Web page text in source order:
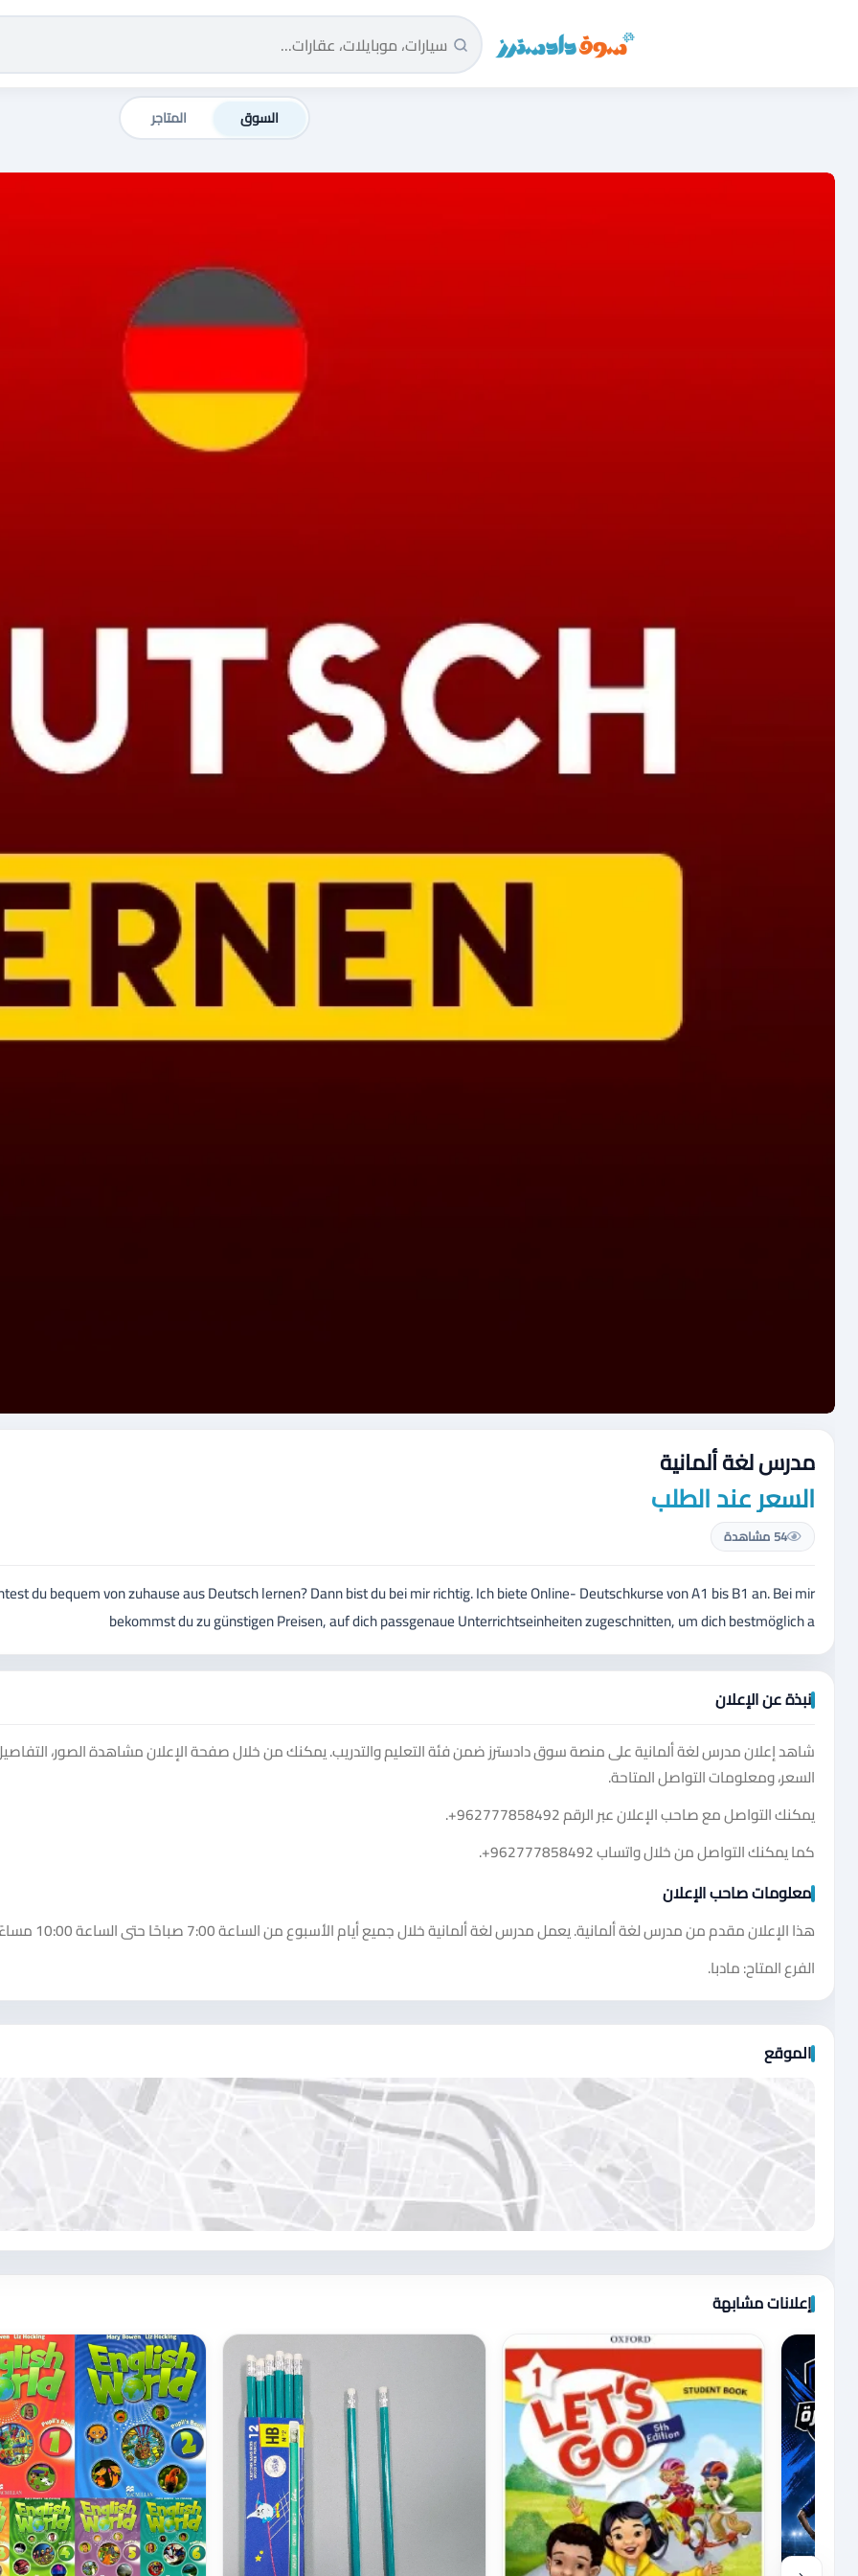
سوق دادسترز الرئيسية
السوق المتاجر
‏مدرس لغة ألمانية
السعر عند الطلب
54 مشاهدة
du bequem von zuhause aus Deutsch lernen? Dann bist du bei mir richtig. Ich biete Online- Deutschkurse von A1 bis B1 an. Bei mir
bekommst du zu günstigen Preisen, auf dich passgenaue Unterrichtseinheiten zugeschnitten, um dich bestmöglich a
نبذة عن الإعلان
شاهد إعلان ‏مدرس لغة ألمانية على منصة سوق دادسترز ضمن فئة التعليم والتدريب. يمكنك من خلال صفحة الإعلان مشاهدة الصور،
السعر، ومعلومات التواصل المتاحة.
يمكنك التواصل مع صاحب الإعلان عبر الرقم+962777858492
.
كما يمكنك التواصل من خلال واتساب+962777858492
.
معلومات صاحب الإعلان
هذا الإعلان مقدم من مدرس لغة ألمانية. يعمل مدرس لغة ألمانية خلال جميع أيام الأسبوع من الساعة 7:00 صباحًا حتى الساعة 10:00 مساءً.
الفرع المتاح: مادبا.
الموقع
اضغط لتحميل الموقع
إعلانات مشابهة